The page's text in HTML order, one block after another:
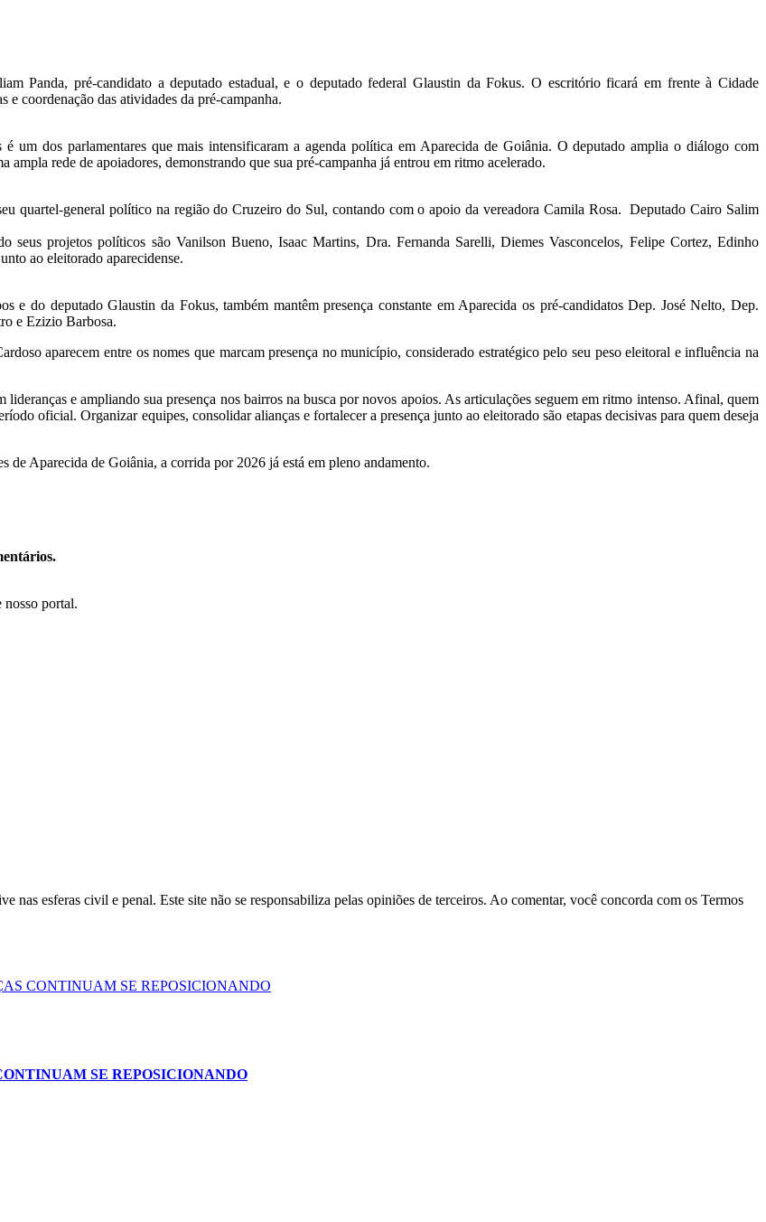
Panda, pré-candidato a deputado estadual, e o deputado federal Glaustin da Fokus. O escritório ficará em frente à Cidade
coordenação das atividades da pré-campanha.
um dos parlamentares que mais intensificaram a agenda política em Aparecida de Goiânia. O deputado amplia o diálogo com
ampla rede de apoiadores, demonstrando que sua pré-campanha já entrou em ritmo acelerado.
quartel-general político na região do Cruzeiro do Sul, contando com o apoio da vereadora Camila Rosa. Deputado Cairo Salim
seus projetos políticos são Vanilson Bueno, Isaac Martins, Dra. Fernanda Sarelli, Diemes Vasconcelos, Felipe Cortez, Edinho
ao eleitorado aparecidense.
e do deputado Glaustin da Fokus, também mantêm presença constante em Aparecida os pré-candidatos Dep. José Nelto, Dep.
e Ezizio Barbosa.
aparecem entre os nomes que marcam presença no município, considerado estratégico pelo seu peso eleitoral e influência na
e ampliando sua presença nos bairros na busca por novos apoios. As articulações seguem em ritmo intenso. Afinal, quem
oficial. Organizar equipes, consolidar alianças e fortalecer a presença junto ao eleitorado são etapas decisivas para quem deseja
Aparecida de Goiânia, a corrida por 2026 já está em pleno andamento.
nosso portal.
esferas civil e penal. Este site não se responsabiliza pelas opiniões de terceiros. Ao comentar, você concorda com os Termos
SE REPOSICIONANDO